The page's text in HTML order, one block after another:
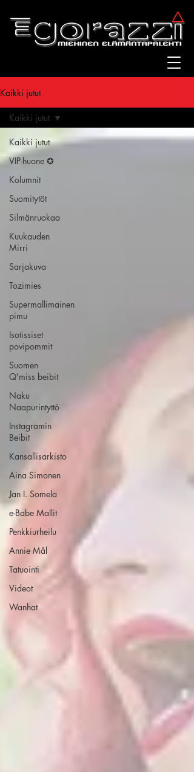
Kaikki jutut
Kaikki jutut
VIP-huone ✪
Kolumnit
Suomitytöt
Silmänruokaa
Kuukauden
Mirri
Sarjakuva
Tozimies
Supermallimainen
pimu
Isotissiset
povipommit
Suomen
Q'miss beibit
Naku
Naapurintyttö
Instagramin
Beibit
Kansallisarkisto
Aina Simonen
Jan I. Somela
e-Babe Mallit
Penkkiurheilu
Annie Mål
Tatuointi
Videot
Wanhat
Kaikki jutut